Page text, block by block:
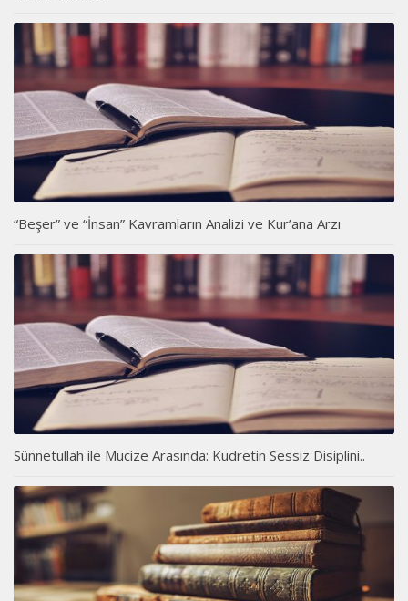
“Beşer” ve “İnsan” Kavramların Analizi ve Kur’ana Arzı
Sünnetullah ile Mucize Arasında: Kudretin Sessiz Disiplini..